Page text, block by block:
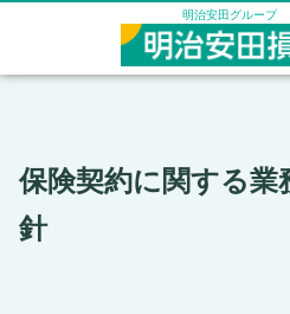
メニューを飛ばして本文へ明治安田グループ
保険契約に関する業
針